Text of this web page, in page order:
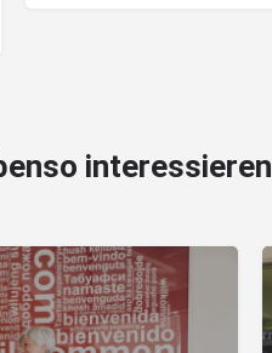
interessieren